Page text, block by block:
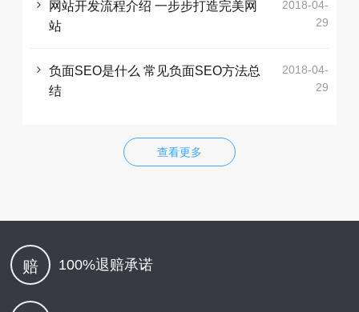
网站开发流程介绍 一步步打造完美网
站
2018-04-
29
负面SEO是什么 常见负面SEO方法总
结
2018-04-
29
查看更多
赔 100%退赔承诺